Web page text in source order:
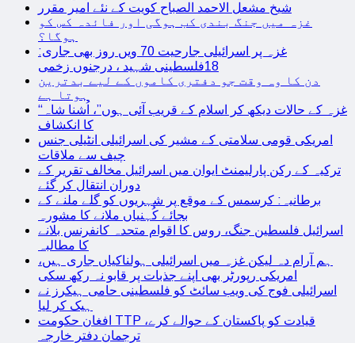
شیخ مشعل الاحمد الصباح کویت کے نئے امیر مقرر
غزہ میں جنگ بندی کب ہوگی اور فائدہ کس کو
ہوگا؟
غزہ پر اسرائیلی جارحیت 70 ویں روز بھی جاری:
18فلسطینی شہید ، درجنوں زخمی
دن کا وہ وقت جو دفتری کاموں کے لیے بدترین
ہوتا ہے
“غزہ کے حالات دیکھ کر اسلام کے قریب آئی ہوں”، اُشنا شاہ
کا انکشاف
امریکی قومی سلامتی کے مشیر کی اسرائیلی انٹیلی جنس
چیف سے ملاقات
ترکیہ کے رکن پارلیمنٹ ایوان میں اسرائیل مخالف تقریر کے
دوران انتقال کر گئے
برطانیہ: کرسمس کے موقع پر شہریوں کو گلے ملنے کے
بجائے کُہنیاں ملانے کا مشورہ
اسرائیل فلسطین جنگ، روس کا اقوام متحدہ کانفرنس بلانے
کا مطالبہ
ہم آرام دہ لیکن غزہ میں اسرائیلی ہولناکیاں جاری ہیں،
امریکی رپورٹر بھی اپنے جذبات پر قابو نہ رکھ سکی
اسرائیلی فوج کی ویب سائٹ کو فلسطینی حامی ہیکرز نے
ہیک کر لیا
افغان حکومت TTP قیادت کو پاکستان کے حوالے کرے،
ترجمان دفتر خارجہ